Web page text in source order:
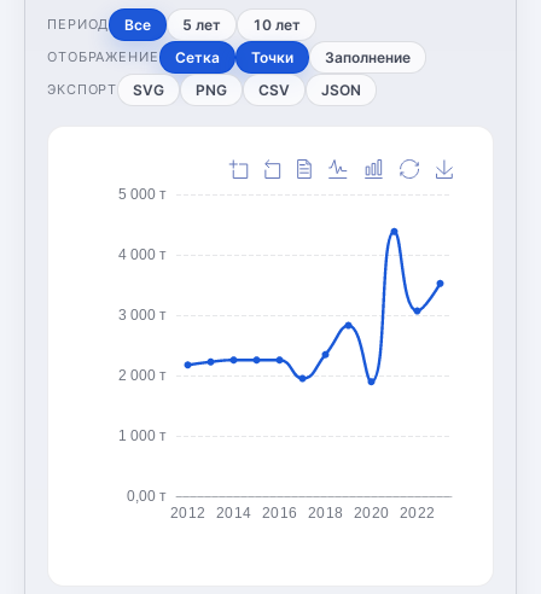
ПЕРИОД Все 5 лет 10 лет
ОТОБРАЖЕНИЕ Сетка Точки Заполнение
ЭКСПОРТ SVG PNG CSV JSON
0,00 т
1 000 т
2 000 т
3 000 т
4 000 т
5 000 т
2012 2014 2016 2018 2020 2022